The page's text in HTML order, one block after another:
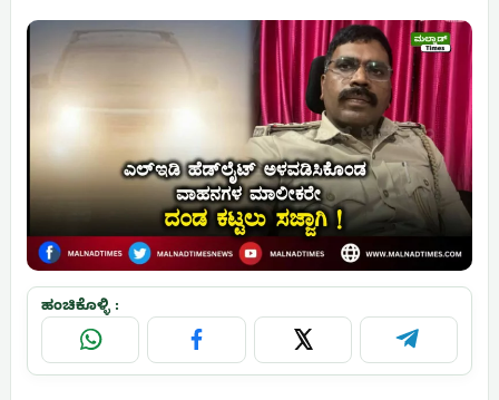
ಹಂಚಿಕೊಳ್ಳಿ :
WhatsApp Facebook X Telegram